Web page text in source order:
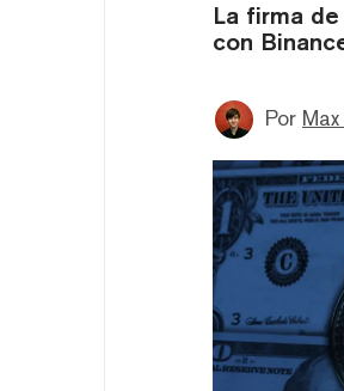
La firma
con
Por